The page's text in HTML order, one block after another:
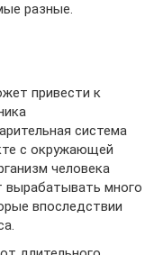
разные.
привести к
система
с окружающей
человека
вырабатывать много
впоследствии